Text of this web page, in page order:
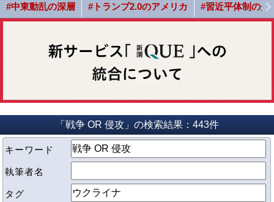
#中東動乱の深層 #トランプ2.0のアメリカ #習近平体制の光
「戦争 OR 侵攻」の検索結果：443件
キーワード
執筆者名
タグ